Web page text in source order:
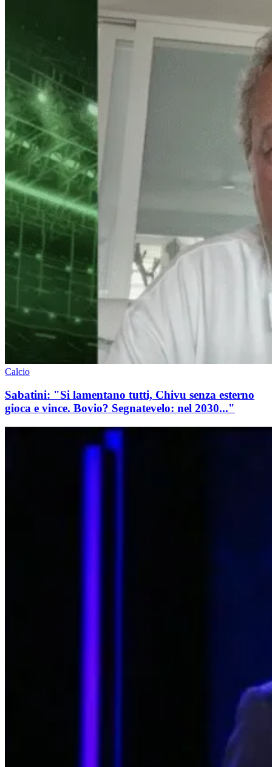
Calcio
Sabatini: "Si lamentano tutti, Chivu senza esterno
gioca e vince. Bovio? Segnatevelo: nel 2030..."